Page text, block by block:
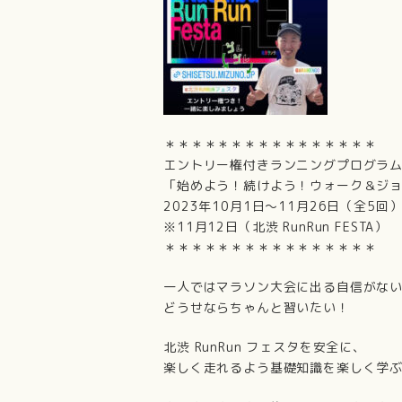
＊＊＊＊＊＊＊＊＊＊＊＊＊＊＊＊
エントリー権付きランニングプログラム
「始めよう！続けよう！ウォーク＆ジ
2023年10月1日～11月26日（全5回）
※11月12日（北渋 RunRun FESTA）
＊＊＊＊＊＊＊＊＊＊＊＊＊＊＊＊
一人ではマラソン大会に出る自信がない
どうせならちゃんと習いたい！
北渋 RunRun フェスタを安全に、
楽しく走れるよう基礎知識を楽しく学